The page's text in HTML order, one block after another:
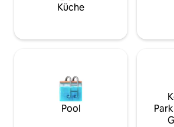
Küche
Pool